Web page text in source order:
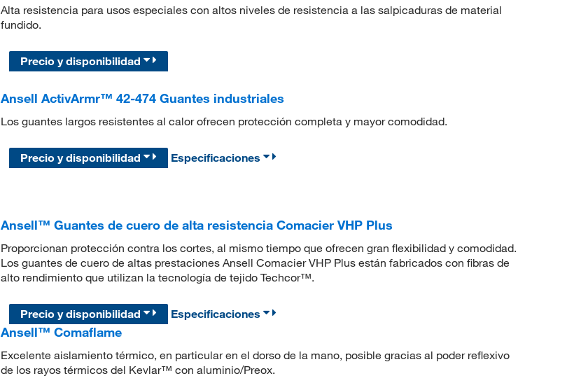
Alta resistencia para usos especiales con altos niveles de resistencia a las salpicaduras de material
fundido.
Precio y disponibilidad
Ansell ActivArmr™ 42-474 Guantes industriales
Los guantes largos resistentes al calor ofrecen protección completa y mayor comodidad.
Precio y disponibilidad Especificaciones
Ansell™ Guantes de cuero de alta resistencia Comacier VHP Plus
Proporcionan protección contra los cortes, al mismo tiempo que ofrecen gran flexibilidad y comodidad.
Los guantes de cuero de altas prestaciones Ansell Comacier VHP Plus están fabricados con fibras de
alto rendimiento que utilizan la tecnología de tejido Techcor™.
Precio y disponibilidad
Especificaciones
Ansell™ Comaflame
Excelente aislamiento térmico, en particular en el dorso de la mano, posible gracias al poder reflexivo
de los rayos térmicos del Kevlar™ con aluminio/Preox.